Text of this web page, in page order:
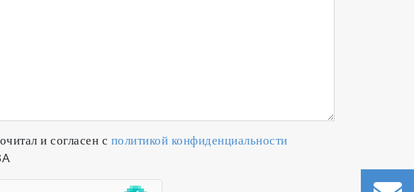
и согласен с политикой конфиденциальности